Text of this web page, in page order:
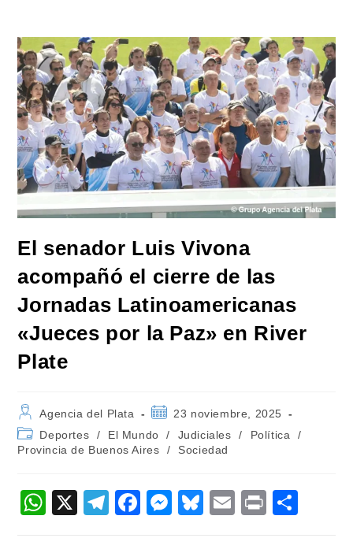
El senador Luis Vivona
acompañó el cierre de las
Jornadas Latinoamericanas
«Jueces por la Paz» en River
Plate
Autor
de
la
entrada:
Agencia del Plata
Publicación
la
entrada:
23 noviembre, 2025
Categoría
de
Deportes / El Mundo / Judiciales / Política
/
Provincia de Buenos Aires
/ Sociedad
W
X
T
F
M
Bl
E
Pr